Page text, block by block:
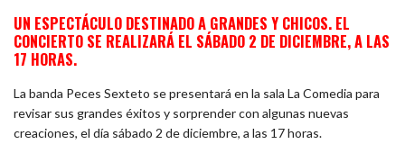
UN ESPECTÁCULO DESTINADO A GRANDES Y CHICOS. EL
CONCIERTO SE REALIZARÁ EL SÁBADO 2 DE DICIEMBRE, A LAS
17 HORAS.
La banda Peces Sexteto se presentará en la sala La Comedia para
revisar sus grandes éxitos y sorprender con algunas nuevas
creaciones, el día sábado 2 de diciembre, a las 17 horas.